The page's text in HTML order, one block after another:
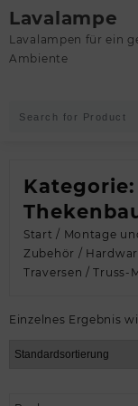
Skip
to
content
Lavalampe
Lavalampen für ein
Ambiente
Kategorie:
Start / Montage
Zubehör /
Traversen / Truss-
Einzelnes Ergebnis